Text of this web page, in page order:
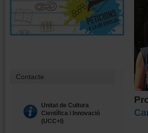
Contacte
Unitat de Cultura
Científica i Innovació
(UCC+I)